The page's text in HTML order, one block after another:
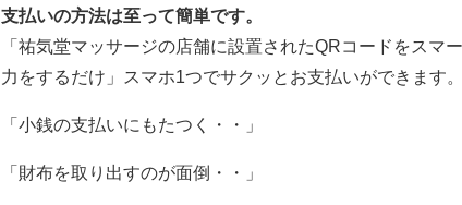
支払いの方法は至って簡単です。
「祐気堂マッサージの店舗に設置されたQRコードをスマ
力をするだけ」スマホ1つでサクッとお支払いができます。
「小銭の支払いにもたつく・・」
「財布を取り出すのが面倒・・」